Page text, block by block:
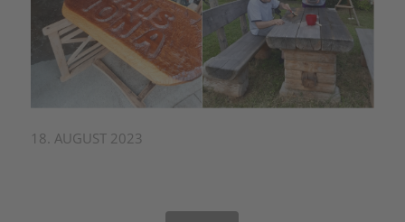
18. AUGUST 2023